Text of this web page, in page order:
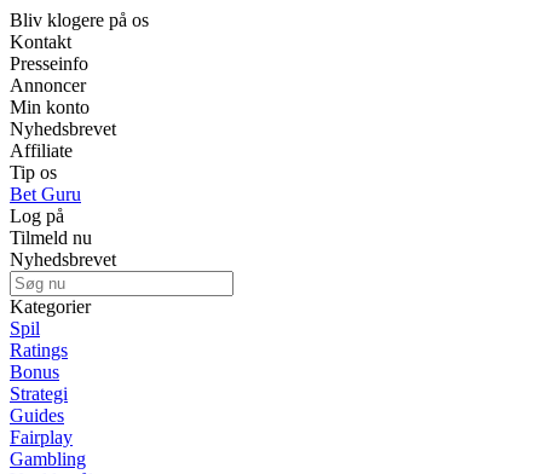
Bliv klogere på os
Kontakt
Presseinfo
Annoncer
Min konto
Nyhedsbrevet
Affiliate
Tip os
Bet Guru
Log på
Tilmeld nu
Nyhedsbrevet
Kategorier
Spil
Ratings
Bonus
Strategi
Guides
Fairplay
Gambling